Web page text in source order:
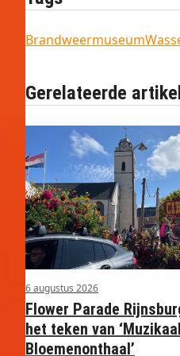
Brandweermuseum
Gerelateerde
6 augustus 2026
Flower Parade
het teken van ‘Muzikaal
Bloemenonthaal’